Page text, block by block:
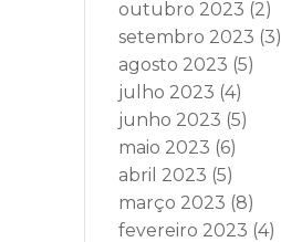
outubro 2023 (2)
setembro 2023 (3)
agosto 2023 (5)
julho 2023 (4)
junho 2023 (5)
maio 2023 (6)
abril 2023 (5)
março 2023 (8)
fevereiro 2023 (4)